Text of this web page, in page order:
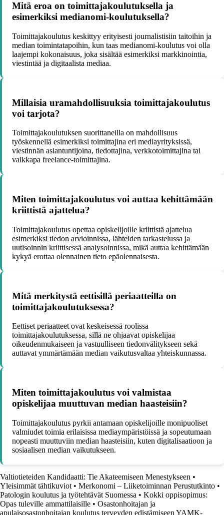
Mitä eroa on toimittajakoulutuksella ja
esimerkiksi medianomi-koulutuksella?
Toimittajakoulutus keskittyy erityisesti journalistisiin taitoihin ja
median toimintatapoihin, kun taas medianomi-koulutus voi olla
laajempi kokonaisuus, joka sisältää esimerkiksi markkinointia,
viestintää ja digitaalista mediaa.
Millaisia uramahdollisuuksia toimittajakoulutus
voi tarjota?
Toimittajakoulutuksen suorittaneilla on mahdollisuus
työskennellä esimerkiksi toimittajina eri mediayrityksissä,
viestinnän asiantuntijoina, tiedottajina, verkkotoimittajina tai
vaikkapa freelance-toimittajina.
Miten toimittajakoulutus voi auttaa kehittämään
kriittistä ajattelua?
Toimittajakoulutus opettaa opiskelijoille kriittistä ajattelua
esimerkiksi tiedon arvioinnissa, lähteiden tarkastelussa ja
uutisoinnin kriittisessä analysoinnissa, mikä auttaa kehittämään
kykyä erottaa olennainen tieto epäolennaisesta.
Mitä merkitystä eettisillä periaatteilla on
toimittajakoulutuksessa?
Eettiset periaatteet ovat keskeisessä roolissa
toimittajakoulutuksessa, sillä ne ohjaavat opiskelijaa
oikeudenmukaiseen ja vastuulliseen tiedonvälitykseen sekä
auttavat ymmärtämään median vaikutusvaltaa yhteiskunnassa.
Miten toimittajakoulutus voi valmistaa
opiskelijaa muuttuvan median haasteisiin?
Toimittajakoulutus pyrkii antamaan opiskelijoille monipuoliset
valmiudet toimia erilaisissa mediaympäristöissä ja sopeutumaan
nopeasti muuttuviin median haasteisiin, kuten digitalisaatioon ja
sosiaalisen median vaikutukseen.
Valtiotieteiden Kandidaatti: Tie Akateemiseen Menestykseen •
Yleisimmät tähtikuviot • Merkonomi – Liiketoiminnan Perustutkinto •
Patologin koulutus ja työtehtävät Suomessa • Kokki oppisopimus:
Opas tuleville ammattilaisille • Osastonhoitajan ja
apulaisosastonhoitajan koulutus terveyden edistämiseen YAMK-